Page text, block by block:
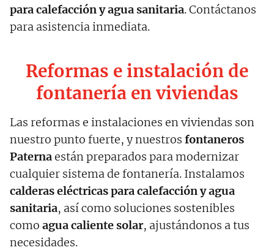
para calefacción y agua sanitaria. Contáctanos
para asistencia inmediata.
Reformas e instalación de
fontanería en viviendas
Las reformas e instalaciones en viviendas son
nuestro punto fuerte, y nuestros fontaneros
Paternaestán preparados para modernizar
cualquier sistema de fontanería. Instalamos
calderas eléctricas para calefacción y agua
sanitaria, así como soluciones sostenibles
como agua caliente solar, ajustándonos a tus
necesidades.